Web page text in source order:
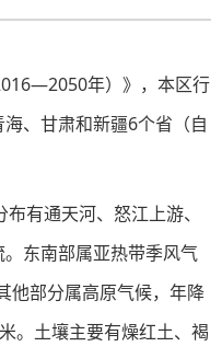
年）》，本区行
、甘肃和新疆6个省（自
有通天河、怒江上游、
东南部属亚热带季风气
部分属高原气候，年降
土壤主要有燥红土、褐